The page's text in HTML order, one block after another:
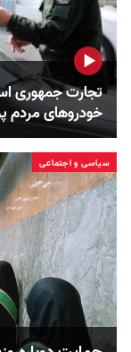
تجارت جمهوری
خودروهای مردم
سیاسی و اجتماعی